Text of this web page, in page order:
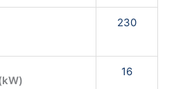
230
16